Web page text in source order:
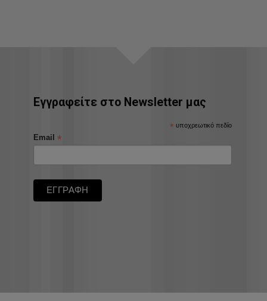
Εγγραφείτε στο Newsletter μας
* υποχρεωτικό πεδίο
Email *